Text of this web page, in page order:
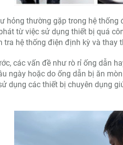
hỏng thường gặp trong hệ
từ việc sử dụng thiết bị quá
tra hệ thống điện định kỳ và thay
các vấn đề như rò rỉ ống dẫn
ngày hoặc do ống dẫn bị ăn
dụng các thiết bị chuyên dụng